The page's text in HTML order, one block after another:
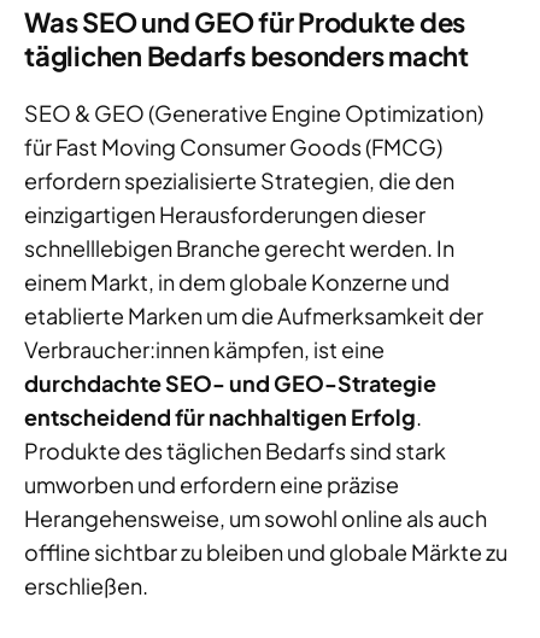
Was SEO und GEO für Produkte des
täglichen Bedarfs besonders macht
SEO & GEO (Generative Engine Optimization)
fürFast Moving ConsumerGoods(FMCG)
erfordern spezialisierte Strategien, die den
einzigartigen Herausforderungen dieser
schnelllebigen Branche gerechtwerden. In
einem Markt, in demglobale Konzerne und
etablierte Markenum die Aufmerksamkeit der
Verbraucher:innenkämpfen, ist eine
durchdachte SEO- und GEO-Strategie
entscheidend für nachhaltigen Erfolg.
Produkte des täglichen Bedarfssind stark
umworben und erfordern eine präzise
Herangehensweise, um sowohl online als auch
offline sichtbar zu bleiben und globale Märktezu
erschließen.